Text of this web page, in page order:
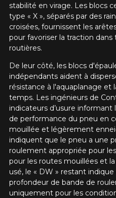
stabilité en virage. Les blocs
type « X », séparés par des
croisées, fournissent les
pour favoriser la traction
routières.
De leur côté, les blocs
indépendants aident à
résistance à l'aquaplanage et
temps. Les ingénieurs de
indicateurs d’usure
de performance du pneu en
mouillée et légèrement
indiquent que le pneu a une
roulement appropriée pour
pour les routes mouillées et
usé, le « DW » restant
profondeur de bande de
uniquement pour les